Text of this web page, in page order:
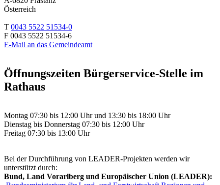
Österreich
T 0043 5522 51534-0
F 0043 5522 51534-6
E-Mail an das Gemeindeamt
Öffnungszeiten Bürgerservice-Stelle im
Rathaus
Montag 07:30 bis 12:00 Uhr und 13:30 bis 18:00 Uhr
Dienstag bis Donnerstag 07:30 bis 12:00 Uhr
Freitag 07:30 bis 13:00 Uhr
Bei der Durchführung von LEADER-Projekten werden wir
unterstützt durch:
Bund, Land Vorarlberg und Europäischer Union (LEADER):